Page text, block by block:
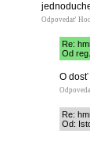
Odpovedať
Re:
Od
O
Re:
Od: